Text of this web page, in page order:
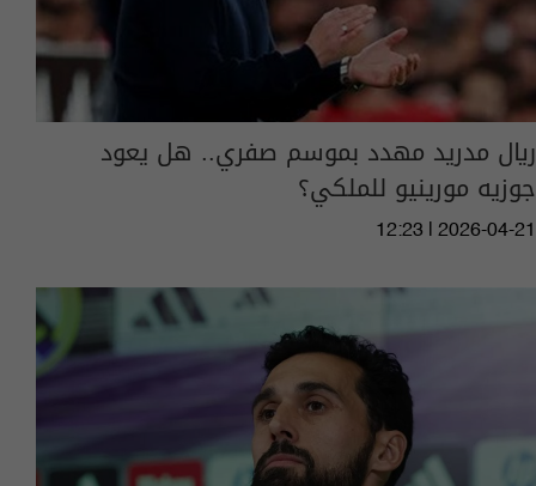
ريال مدريد مهدد بموسم صفري.. هل يعود
جوزيه مورينيو للملكي؟
12:23 | 2026-04-21